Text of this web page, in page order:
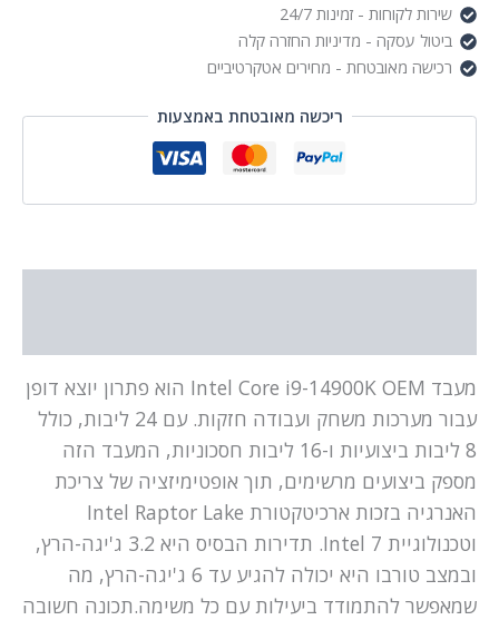
שירות לקוחות - זמינות 24/7
ביטול עסקה - מדיניות החזרה קלה
רכישה מאובטחת - מחירים אטקרטיביים
ריכשה מאובטחת באמצעות
מעבד Intel Core i9-14900K OEM הוא פתרון יוצא דופן
עבור מערכות משחק ועבודה חזקות. עם 24 ליבות, כולל
8 ליבות ביצועיות ו-16 ליבות חסכוניות, המעבד הזה
מספק ביצועים מרשימים, תוך אופטימיזציה של צריכת
האנרגיה בזכות ארכיטקטורת Intel Raptor Lake
וטכנולוגיית Intel 7. תדירות הבסיס היא 3.2 ג'יגה-הרץ,
ובמצב טורבו היא יכולה להגיע עד 6 ג'יגה-הרץ, מה
שמאפשר להתמודד ביעילות עם כל משימה.תכונה חשובה